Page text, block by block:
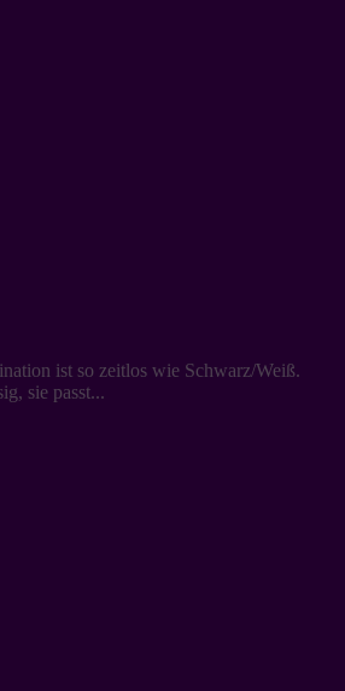
ist so zeitlos wie Schwarz/Weiß.
sie passt...